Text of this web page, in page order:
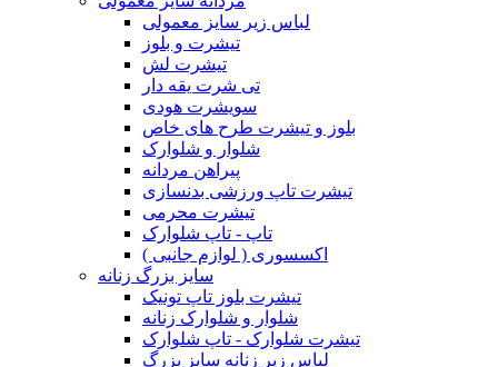
لباس زیر سایز معمولی
تیشرت و بلوز
تیشرت لش
تی شرت یقه دار
سویشرت هودی
بلوز و تیشرت طرح های خاص
شلوار و شلوارک
پیراهن مردانه
تیشرت تاپ ورزشی بدنسازی
تیشرت محرمی
تاپ - تاپ شلوارک
اکسسوری ( لوازم جانبی )
سایز بزرگ زنانه
تیشرت بلوز تاپ تونیک
شلوار و شلوارک زنانه
تیشرت شلوارک - تاپ شلوارک
لباس زیر زنانه سایز بزرگ